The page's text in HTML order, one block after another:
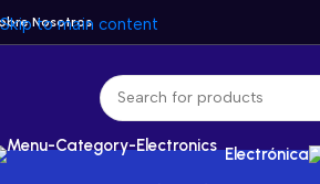
Skip to main content
Nosotros
Electrónica